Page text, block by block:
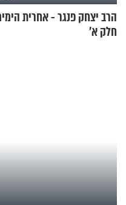
הרב יצחק פנגר - אחרית
חלק א’